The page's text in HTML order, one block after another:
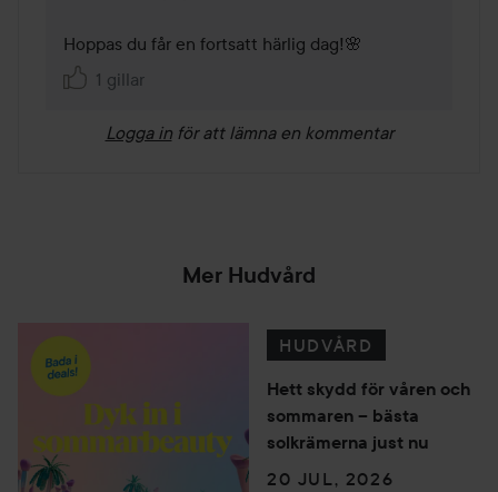
Hoppas du får en fortsatt härlig dag!🌸
1 gillar
Logga in för att lämna en kommentar
Mer Hudvård
HUDVÅRD
Hett skydd för våren och
sommaren – bästa
solkrämerna just nu
20 JUL, 2026